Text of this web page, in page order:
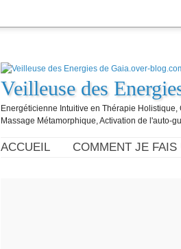
Veilleuse des
Energéticienne Intuitive en Thérapie
Massage Métamorphique, Activation de l'auto-
ACCUEIL COMMENT JE FAIS